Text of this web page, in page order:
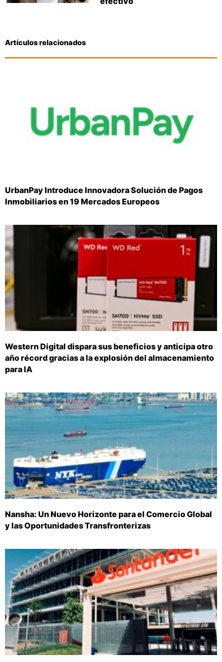
Artículos relacionados
UrbanPay Introduce Innovadora Solución de Pagos
Inmobiliarios en 19 Mercados Europeos
Western Digital dispara sus beneficios y anticipa otro
año récord gracias a la explosión del almacenamiento
para IA
Nansha: Un Nuevo Horizonte para el Comercio Global
y las Oportunidades Transfronterizas